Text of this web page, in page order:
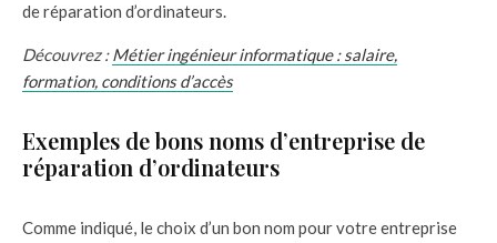
de réparation d’ordinateurs.
Découvrez :Métier ingénieur informatique : salaire,
formation, conditions d’accès
Exemples de bons noms d’entreprise de
réparation d’ordinateurs
Comme indiqué, le choix d’un bon nom pour votre entreprise